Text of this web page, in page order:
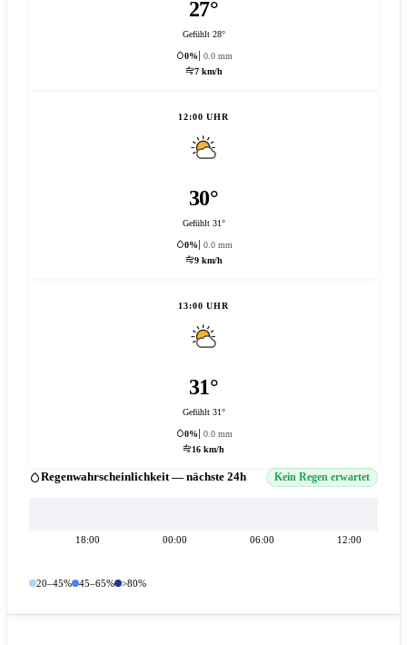
27°
Gefühlt 28°
0%
0.0 mm
7 km/h
12:00 UHR
30°
Gefühlt 31°
0%
0.0 mm
9 km/h
13:00 UHR
31°
Gefühlt 31°
0%
0.0 mm
16 km/h
Regenwahrscheinlichkeit — nächste 24h Kein Regen erwartet
18:00 00:00 06:00 12:00
20–45% 45–65% >80%